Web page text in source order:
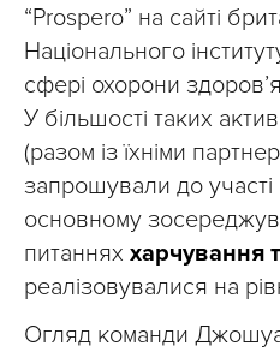
“Prospero” на сайті
Національного
сфері охорони здоров’я
У більшості таких
(разом із їхніми
запрошували до участі
основному
питаннях харчування
реалізовувалися на
Огляд команди